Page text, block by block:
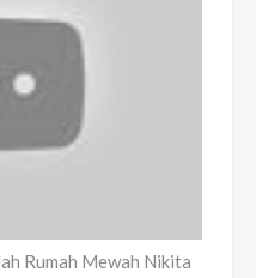
Rumah Mewah Nikita